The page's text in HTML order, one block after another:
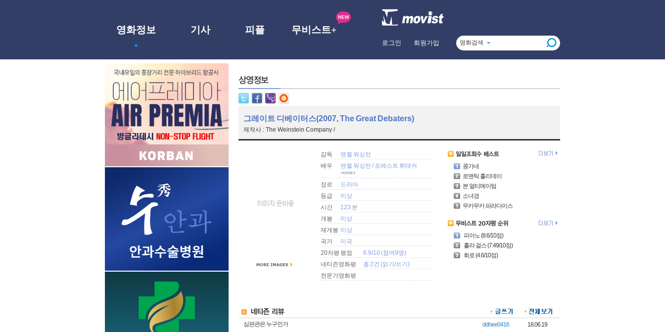
영화정보 기사 피플 무비스트+
로그인 회원가입 영화검색
그레이트 디베이터스(2007, The Great Debaters)
제작사 : The Weinstein Company /
감독
덴젤 워싱턴
배우
덴젤 워싱턴 /포레스트 휘태커
장르
드라마
등급
미상
시간
123 분
개봉
미상
재개봉 미상
국가
미국
20자평 평점
6.9/10 (참여9명)
네티즌영화평
총 2건 (읽기 /쓰기 )
전문가영화평
콩가네
로맨틱 홀리데이
본 얼티메이텀
소녀경
무카무카 파라다이스
피아노 (8.6/10점)
훌라 걸스 (7.49/10점)
회로 (4.6/10점)
심판관은 누구인가 ddhee0416
18.06.19